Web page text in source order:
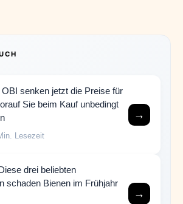
senken jetzt die Preise für
Sie beim Kauf unbedingt
Lesezeit
→
drei beliebten
schaden Bienen im Frühjahr
→